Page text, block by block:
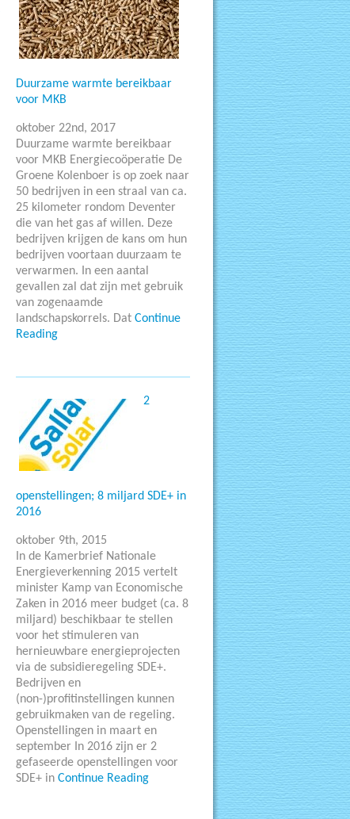
Duurzame warmte bereikbaar
voor MKB
oktober 22nd, 2017
Duurzame warmte bereikbaar
voor MKB Energiecoöperatie De
Groene Kolenboer is op zoek naar
50 bedrijven in een straal van ca.
25 kilometer rondom Deventer
die van het gas af willen. Deze
bedrijven krijgen de kans om hun
bedrijven voortaan duurzaam te
verwarmen. In een aantal
gevallen zal dat zijn met gebruik
van zogenaamde
landschapskorrels. Dat Continue
Reading
2
openstellingen; 8 miljard SDE+ in
2016
oktober 9th, 2015
In de Kamerbrief Nationale
Energieverkenning 2015 vertelt
minister Kamp van Economische
Zaken in 2016 meer budget (ca. 8
miljard) beschikbaar te stellen
voor het stimuleren van
hernieuwbare energieprojecten
via de subsidieregeling SDE+.
Bedrijven en
(non-)profitinstellingen kunnen
gebruikmaken van de regeling.
Openstellingen in maart en
september In 2016 zijn er 2
gefaseerde openstellingen voor
SDE+ in Continue Reading